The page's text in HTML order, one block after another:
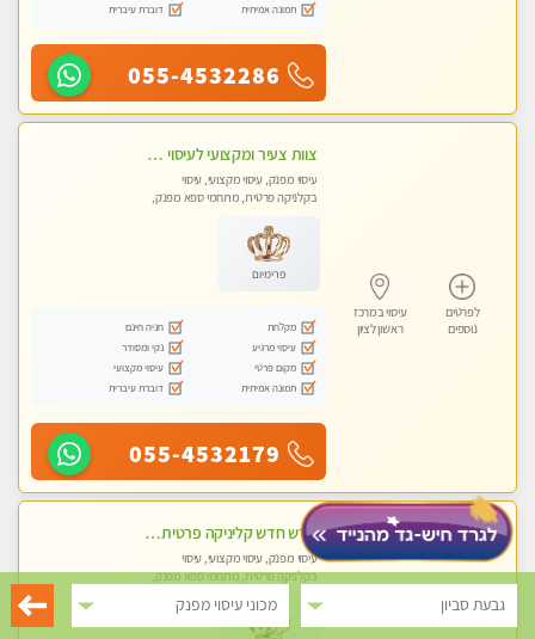
גבעת סביון מכוני עיסוי מפנק
תמונה אמיתית
דוברת עיברית
055-4532286
לפרטים
נוספים
עיסוי במרכז
ראשון לציון
צוות צעיר ומקצועי לעיסוי VIP בקליניקה מפוארת באווירה חמה ונעימה מומלץ ביותר! חוויה מפנקת מאוד ... ללא מין !!
עיסוי מפנק, עיסוי מקצועי, עיסוי
בקלניקה פרטית, מתחמי ספא מפנק,
פרימיום
מקלחת
חניה חינם
עיסוי מרגיע
נקי ומסודר
מקום פרטי
עיסוי מקצועי
תמונה אמיתית
דוברת עיברית
055-4532179
חדש חדש קליניקה פרטית לבריאות הגוף לעיסוי מקצועי ומפנק -שעות עבודה -10:00-23:00- ללא מין !!
עיסוי מפנק, עיסוי מקצועי, עיסוי
בקלניקה פרטית, מתחמי ספא מפנק,